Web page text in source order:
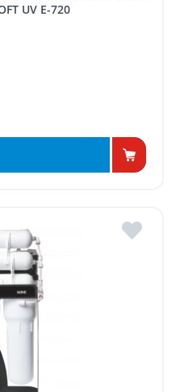
UV E-720